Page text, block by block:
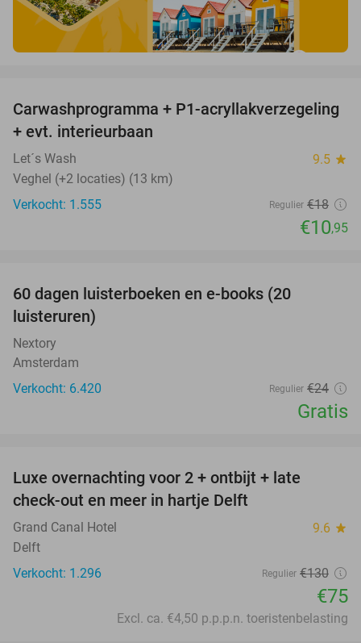
39%
Carwashprogramma + P1-acryllakverzegeling
+ evt. interieurbaan
Let´s Wash 9.5 star
Veghel (+2 locaties) (13 km)
Verkocht: 1.555
Regulier €18
€10,95
60 dagen luisterboeken en e-books (20
luisteruren)
Nextory
Amsterdam
Verkocht: 6.420
Regulier €24
Gratis
Luxe overnachting voor 2 + ontbijt + late
check-out en meer in hartje Delft
Grand Canal Hotel 9.6 star
Delft
Verkocht: 1.296
Regulier €130
€75
Excl. ca. €4,50 p.p.p.n. toeristenbelasting